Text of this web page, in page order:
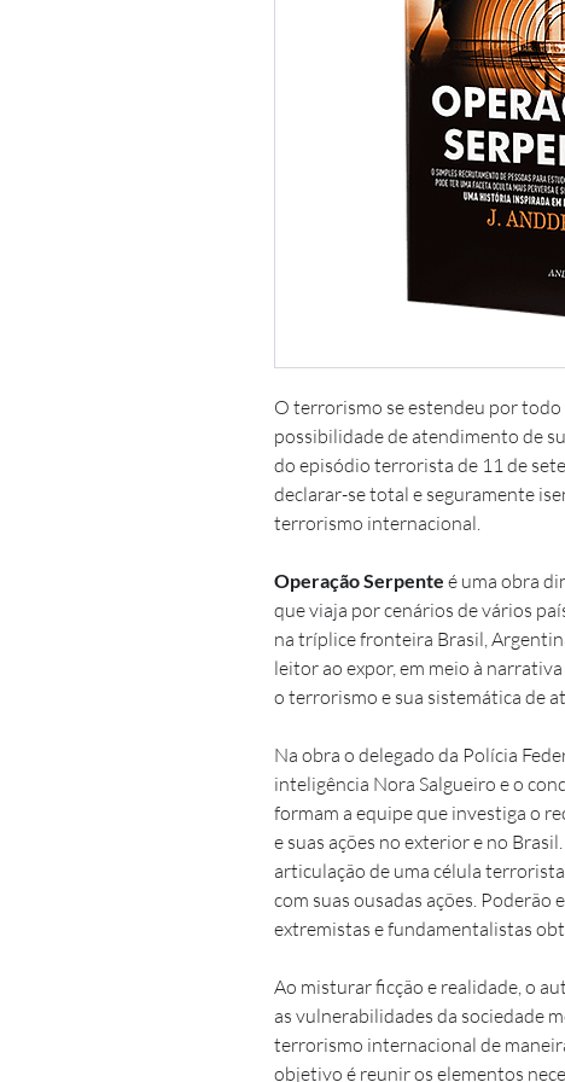
O terrorismo se estendeu por
possibilidade de atendimento de
do episódio terrorista de 11 de
declarar-se total e seguramente
terrorismo internacional.
Operação Serpente é uma obra
que viaja por cenários de vários
na tríplice fronteira Brasil,
leitor ao expor, em meio à
o terrorismo e sua sistemática de
Na obra o delegado da Polícia
inteligência Nora Salgueiro e o
formam a equipe que investiga o
e suas ações no exterior e no
articulação de uma célula
com suas ousadas ações.
extremistas e fundamentalistas
Ao misturar ficção e realidade, o
as vulnerabilidades da sociedade
terrorismo internacional de
objetivo é reunir os elementos